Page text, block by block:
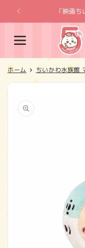
ンツに
進む
「映画
ホーム ちいかわ水族館
報にス
キップ